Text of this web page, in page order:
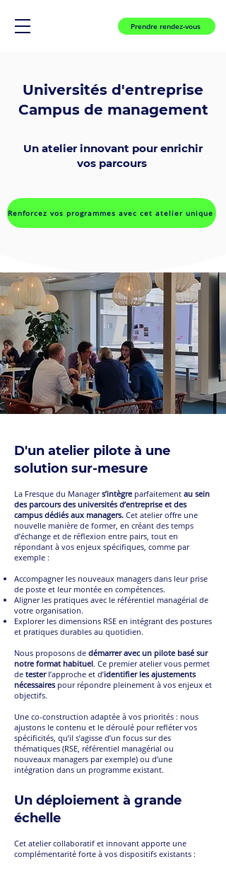
Prendre rendez-vous
Universités d'entreprise
Campus de management
Un atelier innovant pour enrichir
vos parcours
Renforcez vos programmes avec cet atelier unique
D'un atelier pilote à une
solution sur-mesure
La Fresque du Managers’intègre parfaitement au sein
des parcours des universités d’entreprise et des
campus dédiés aux managers. Cet atelier offre une
nouvelle manière de former, en créant des temps
d’échange et de réflexion entre pairs, tout en
répondant à vos enjeux spécifiques, comme par
exemple :
Accompagner les nouveaux managers dans leur prise
de poste et leur montée en compétences.
Aligner les pratiques avec le référentiel managérial de
votre organisation.
Explorer les dimensions RSE en intégrant des postures
et pratiques durables au quotidien.
Nous proposons de démarrer avec un pilote basé sur
notre format habituel. Ce premier atelier vous permet
de testerl’approche et d’identifier les ajustements
nécessairespour répondre pleinement à vos enjeux et
objectifs.
Une co-construction adaptée à vos priorités : nous
ajustons le contenu et le déroulé pour refléter vos
spécificités, qu’il s’agisse d’un focus sur des
thématiques (RSE, référentiel managérial ou
nouveaux managers par exemple) ou d’une
intégration dans un programme existant.
Un déploiement à grande
échelle
Cet atelier collaboratif et innovant apporte une
complémentarité forte à vos dispositifs existants :